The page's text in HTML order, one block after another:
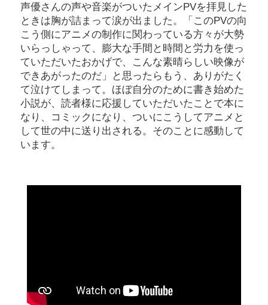
声優さんの声や音楽がついたメインPVを拝見した
ときは胸が詰まって涙が出ました。「このPVの向
こう側にアニメの制作に関わっている方々が大勢
いらっしゃって、膨大な手間と時間と労力を使っ
ていただいたおかげで、こんな素晴らしい映像が
できあがったのだ」と思ったらもう、ありがたく
て泣けてしまって。ほぼ自分のために書き始めた
小説が、読者様に応援していただいたことで本に
なり、コミックになり、ついにこうしてアニメと
して世の中に送り出される。そのことに感動して
います。